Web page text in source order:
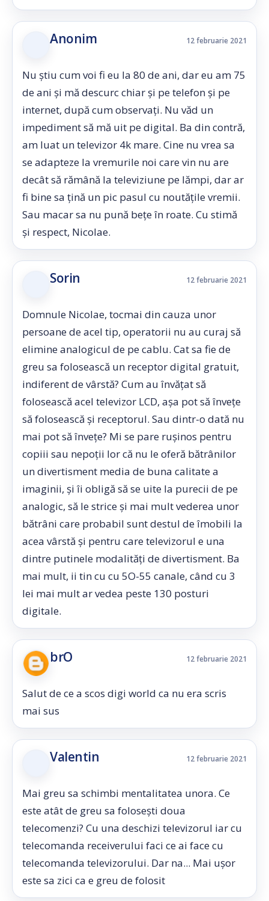
Anonim 12 februarie 2021
Nu știu cum voi fi eu la 80 de ani, dar eu am 75
de ani și mă descurc chiar și pe telefon și pe
internet, după cum observați. Nu văd un
impediment să mă uit pe digital. Ba din contră,
am luat un televizor 4k mare. Cine nu vrea sa
se adapteze la vremurile noi care vin nu are
decât să rămână la televiziune pe lămpi, dar ar
fi bine sa țină un pic pasul cu noutățile vremii.
Sau macar sa nu pună bețe în roate. Cu stimă
și respect, Nicolae.
Sorin 12 februarie 2021
Domnule Nicolae, tocmai din cauza unor
persoane de acel tip, operatorii nu au curaj să
elimine analogicul de pe cablu. Cat sa fie de
greu sa folosească un receptor digital gratuit,
indiferent de vârstă? Cum au învățat să
folosească acel televizor LCD, așa pot să învețe
să folosească și receptorul. Sau dintr-o dată nu
mai pot să învețe? Mi se pare rușinos pentru
copiii sau nepoții lor că nu le oferă bătrânilor
un divertisment media de buna calitate a
imaginii, și îi obligă să se uite la purecii de pe
analogic, să le strice și mai mult vederea unor
bătrâni care probabil sunt destul de îmobili la
acea vârstă și pentru care televizorul e una
dintre putinele modalități de divertisment. Ba
mai mult, ii tin cu cu 5O-55 canale, când cu 3
lei mai mult ar vedea peste 130 posturi
digitale.
brO 12 februarie 2021
Salut de ce a scos digi world ca nu era scris
mai sus
Valentin 12 februarie 2021
Mai greu sa schimbi mentalitatea unora. Ce
este atât de greu sa folosești doua
telecomenzi? Cu una deschizi televizorul iar cu
telecomanda receiverului faci ce ai face cu
telecomanda televizorului. Dar na... Mai ușor
este sa zici ca e greu de folosit